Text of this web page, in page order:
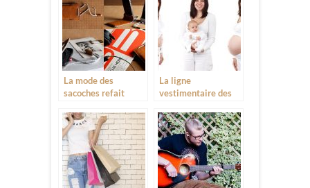
La mode des
sacoches refait
La ligne
vestimentaire des
n’a pas encore pris
l’envol dans la mode